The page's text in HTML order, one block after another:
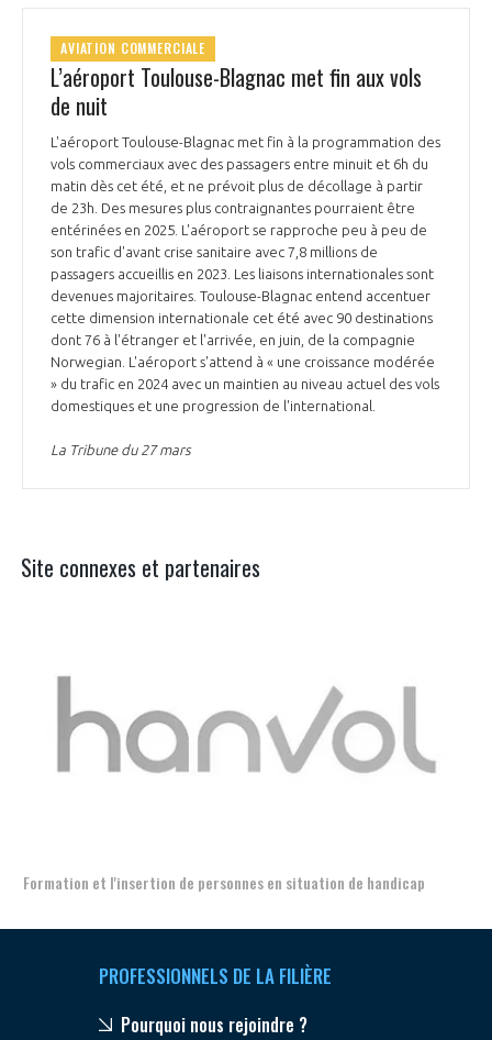
AVIATION COMMERCIALE
L’aéroport Toulouse-Blagnac met fin aux vols
de nuit
L'aéroport Toulouse-Blagnac met fin à la programmation des
vols commerciaux avec des passagers entre minuit et 6h du
matin dès cet été, et ne prévoit plus de décollage à partir
de 23h. Des mesures plus contraignantes pourraient être
entérinées en 2025. L'aéroport se rapproche peu à peu de
son trafic d'avant crise sanitaire avec 7,8 millions de
passagers accueillis en 2023. Les liaisons internationales sont
devenues majoritaires. Toulouse-Blagnac entend accentuer
cette dimension internationale cet été avec 90 destinations
dont 76 à l'étranger et l'arrivée, en juin, de la compagnie
Norwegian. L'aéroport s'attend à « une croissance modérée
» du trafic en 2024 avec un maintien au niveau actuel des vols
domestiques et une progression de l'international.
La Tribune du 27 mars
Site connexes et partenaires
Formation et l'insertion de personnes en situation de handicap
PROFESSIONNELS DE LA FILIÈRE
Pourquoi nous rejoindre ?